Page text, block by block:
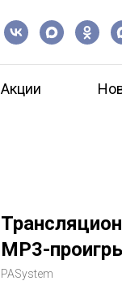
Акции
MP3-
PASystem